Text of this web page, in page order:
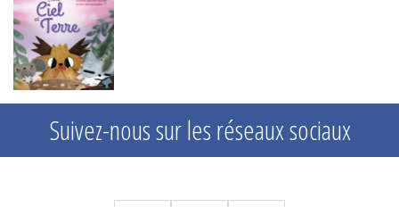
Suivez-nous sur les réseaux sociaux